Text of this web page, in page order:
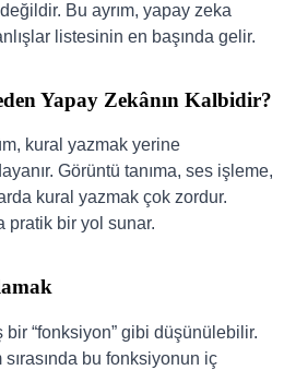
Bu ayrım, yapay zeka
listesinin en başında gelir.
Yapay Zekânın Kalbidir?
kural yazmak yerine
Görüntü tanıma, ses işleme,
kural yazmak çok zordur.
pratik bir yol sunar.
“fonksiyon” gibi düşünülebilir.
sırasında bu fonksiyonun iç